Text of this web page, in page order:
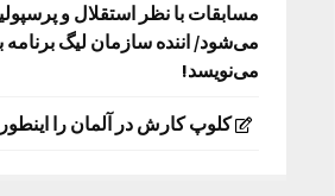
مسابقات با نظر استقلال و
می‌شود/ اننده سازمان لیگ برنامه
می‌نویسد!
کلوپ کارش در آلمان را